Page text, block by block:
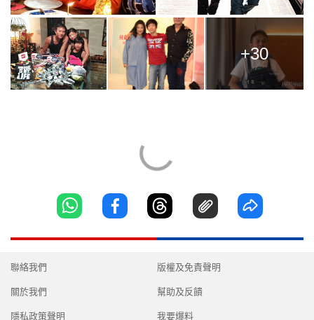
+30
聯絡我們
關於我們
隱私政策聲明
版權及免責聲明
幫助及反饋
我要爆料